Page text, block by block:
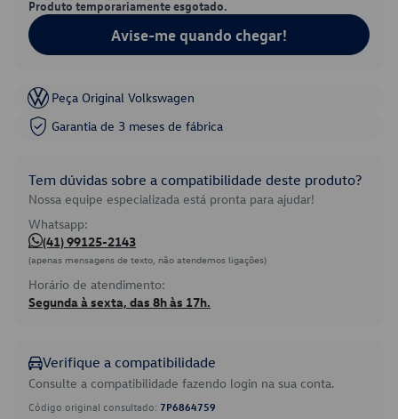
Produto temporariamente esgotado.
Avise-me quando chegar!
Peça Original Volkswagen
Garantia de 3 meses de fábrica
Tem dúvidas sobre a compatibilidade deste produto?
Nossa equipe especializada está pronta para ajudar!
Whatsapp:
(41) 99125-2143
(apenas mensagens de texto, não atendemos ligações)
Horário de atendimento:
Segunda à sexta, das 8h às 17h.
Verifique a compatibilidade
Consulte a compatibilidade fazendo login na sua conta.
Código original consultado: 7P6864759